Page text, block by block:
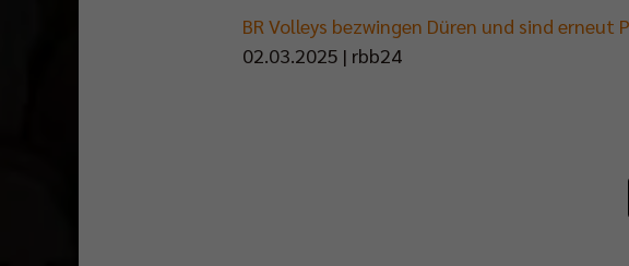
BR Volleys bezwingen Düren und sind erneut
02.03.2025 | rbb24